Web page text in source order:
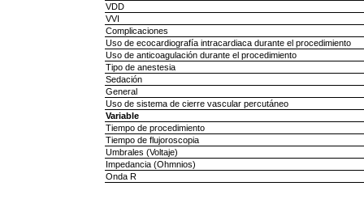
VDD
VVI
Complicaciones
Uso de ecocardiografía intracardiaca durante el procedimiento
Uso de anticoagulación durante el procedimiento
Tipo de anestesia
Sedación
General
Uso de sistema de cierre vascular percutáneo
Variable
Tiempo de procedimiento
Tiempo de flujoroscopia
Umbrales (Voltaje)
Impedancia (Ohmnios)
Onda R